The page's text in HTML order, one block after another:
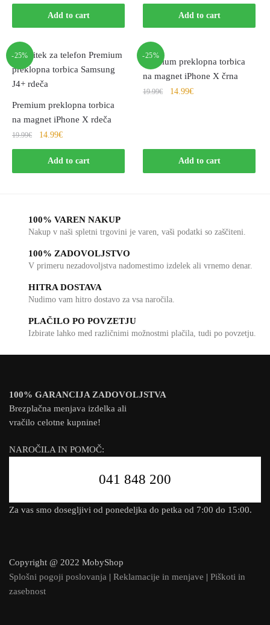
Add to cart Add to cart
-25%
Premium preklopna torbica
na magnet iPhone X rdeča
19.99€ 14.99€
Add to cart
-25%
Premium preklopna torbica
na magnet iPhone X črna
19.99€ 14.99€
Add to cart
100% VAREN NAKUP
Nakup v naši spletni trgovini je varen, vaši podatki so zaščiteni.
100% ZADOVOLJSTVO
V primeru nezadovoljstva nadomestimo izdelek ali vrnemo denar.
HITRA DOSTAVA
Nudimo vam hitro dostavo za vsa naročila.
PLAČILO PO POVZETJU
Izbirate lahko med različnimi možnostmi plačila, tudi po povzetju.
100% GARANCIJA ZADOVOLJSTVA
Brezplačna menjava izdelka ali
vračilo celotne kupnine!
NAROČILA IN POMOČ:
041 848 200
Za vas smo dosegljivi od ponedeljka do petka od 7:00 do 15:00.
Copyright @ 2022 MobyShop
Splošni pogoji poslovanja | Reklamacije in menjave | Piškoti in
zasebnost